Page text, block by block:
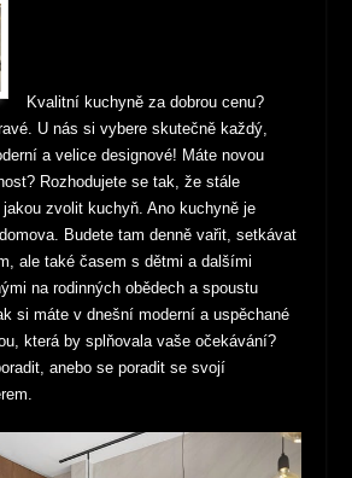
Kvalitní kuchyně za dobrou cenu?
U nás si vybere skutečně každý,
a velice designové! Máte novou
Rozhodujete se tak, že stále
zvolit kuchyň. Ano kuchyně je
Budete tam denně vařit, setkávat
ale také časem s dětmi a dalšími
na rodinných obědech a spoustu
si máte v dnešní moderní a uspěchané
která by splňovala vaše očekávání?
anebo se poradit se svojí